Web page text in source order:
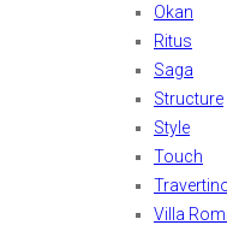
Okan
Ritus
Saga
Structure
Style
Touch
Villa